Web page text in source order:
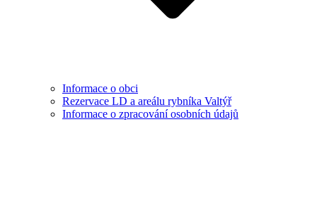
Informace o obci
Rezervace LD a areálu rybníka Valtýř
Informace o zpracování osobních údajů